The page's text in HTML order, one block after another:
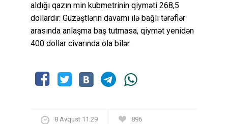
aldığı qazın min kubmetrinin qiyməti 268,5
dollardır. Güzəştlərin davamı ilə bağlı tərəflər
arasında anlaşma baş tutmasa, qiymət yenidən
400 dollar civarında ola bilər.
8 Avqust 11:29 896